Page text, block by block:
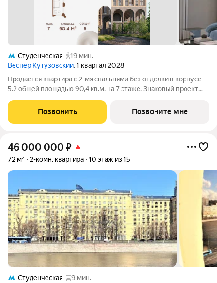
Студенческая
19 мин.
Веспер Кутузовский, 1 квартал 2028
Продается квартира с 2-мя спальнями без отделки в корпусе
5.2 общей площадью 90,4 кв.м. на 7 этаже. Знаковый проект
Квартал площадью 3,7 га расположен на Кутузовском
проспекте и воплощает новую
Позвонить Позвоните мне
46 000 000 ₽
72 м² 2-комн. квартира 10 этаж из 15
Студенческая
9 мин.